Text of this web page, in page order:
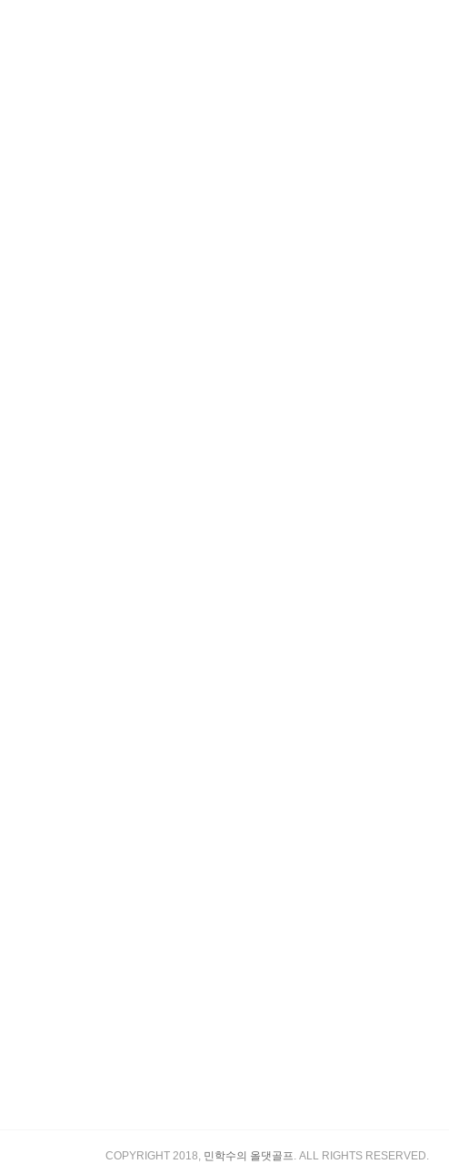
COPYRIGHT 2018, 민학수의 올댓골프. ALL RIGHTS RESERVED.